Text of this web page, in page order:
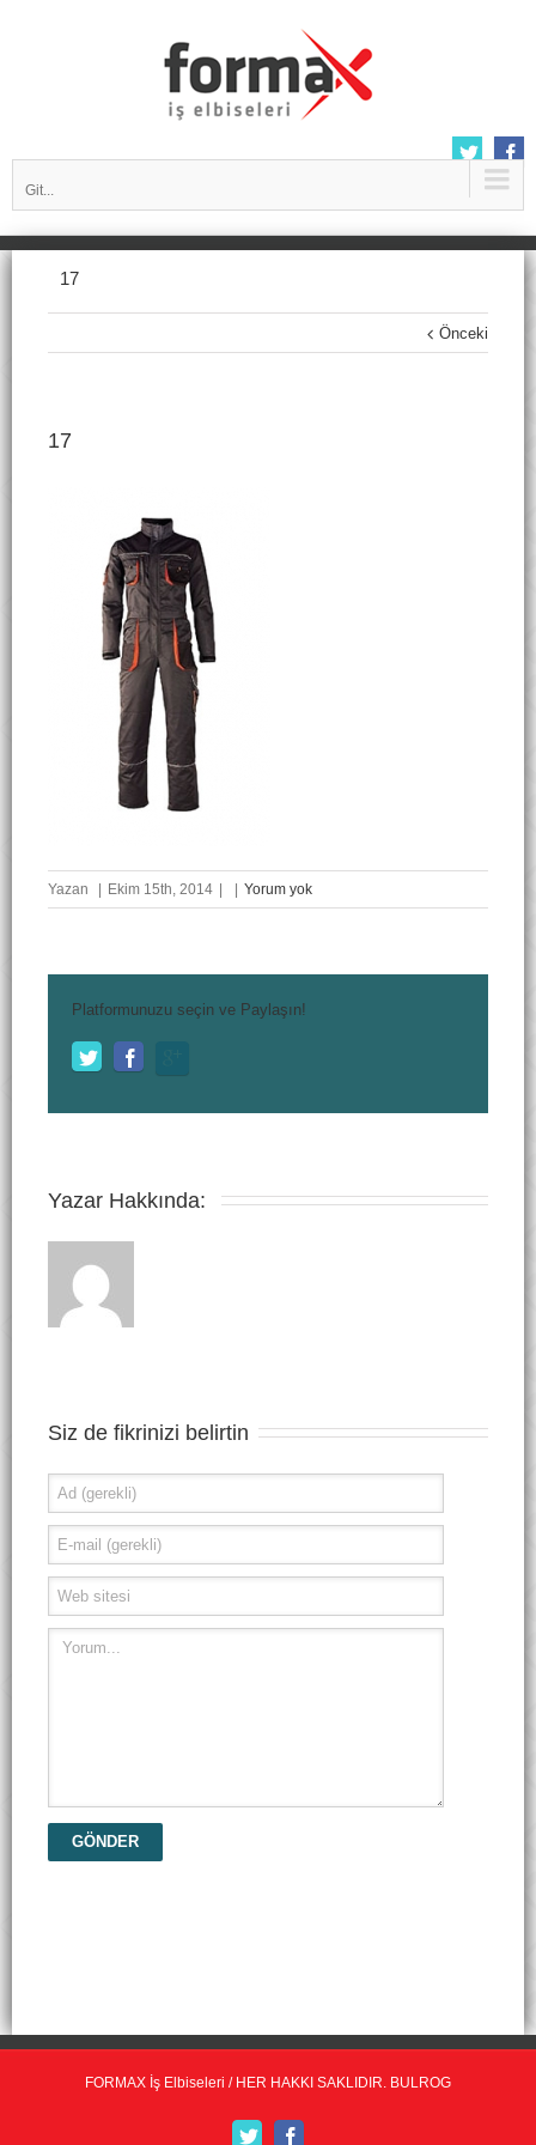
Git...
17
Önceki
17
Yazan Ekim 15th, 2014 Yorum yok
Platformunuzu seçin ve Paylaşın!
Yazar Hakkında:
Siz de fikrinizi belirtin
FORMAX İş Elbiseleri / HER HAKKI SAKLIDIR. BULROG